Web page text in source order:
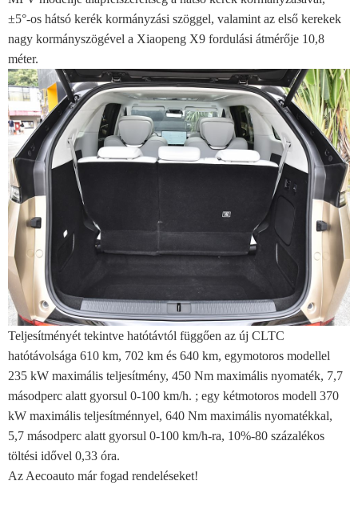
±5°-os hátsó kerék kormányzási szöggel, valamint az első kerekek
nagy kormányszögével a Xiaopeng X9 fordulási átmérője 10,8
méter.
Teljesítményét tekintve hatótávtól függően az új CLTC
hatótávolsága 610 km, 702 km és 640 km, egymotoros modellel
235 kW maximális teljesítmény, 450 Nm maximális nyomaték, 7,7
másodperc alatt gyorsul 0-100 km/h. ; egy kétmotoros modell 370
kW maximális teljesítménnyel, 640 Nm maximális nyomatékkal,
5,7 másodperc alatt gyorsul 0-100 km/h-ra, 10%-80 százalékos
töltési idővel 0,33 óra.
Az Aecoauto már fogad rendeléseket!